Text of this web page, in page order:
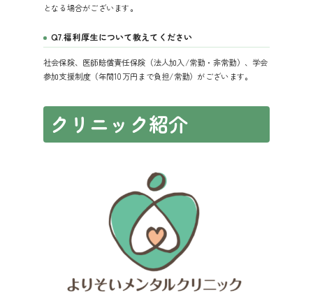
となる場合がございます。
Q7.福利厚生について教えてください
社会保険、医師賠償責任保険（法人加入/常勤・非常勤）、学会
参加支援制度（年間10万円まで負担/常勤）がございます。
クリニック紹介